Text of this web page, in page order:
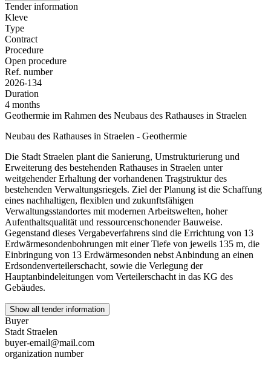
Tender information
Kleve
Type
Contract
Procedure
Open procedure
Ref. number
2026-134
Duration
4 months
Geothermie im Rahmen des Neubaus des Rathauses in Straelen
Neubau des Rathauses in Straelen - Geothermie
Die Stadt Straelen plant die Sanierung, Umstrukturierung und
Erweiterung des bestehenden Rathauses in Straelen unter
weitgehender Erhaltung der vorhandenen Tragstruktur des
bestehenden Verwaltungsriegels. Ziel der Planung ist die Schaffung
eines nachhaltigen, flexiblen und zukunftsfähigen
Verwaltungsstandortes mit modernen Arbeitswelten, hoher
Aufenthaltsqualität und ressourcenschonender Bauweise.
Gegenstand dieses Vergabeverfahrens sind die Errichtung von 13
Erdwärmesondenbohrungen mit einer Tiefe von jeweils 135 m, die
Einbringung von 13 Erdwärmesonden nebst Anbindung an einen
Erdsondenverteilerschacht, sowie die Verlegung der
Hauptanbindeleitungen vom Verteilerschacht in das KG des
Gebäudes.
Show all tender information
Buyer
Stadt Straelen
buyer-email@mail.com
organization number